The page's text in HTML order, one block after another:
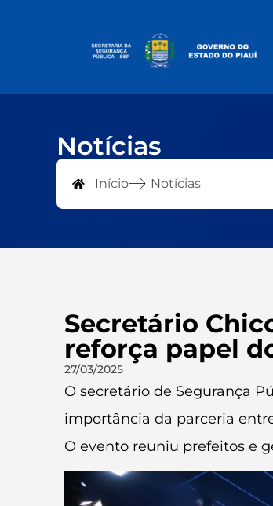
Notícias
Início Notícias
Secretário
reforça papel
27/03/2025
O secretário de Segurança
importância da parceria
O evento reuniu prefeitos e